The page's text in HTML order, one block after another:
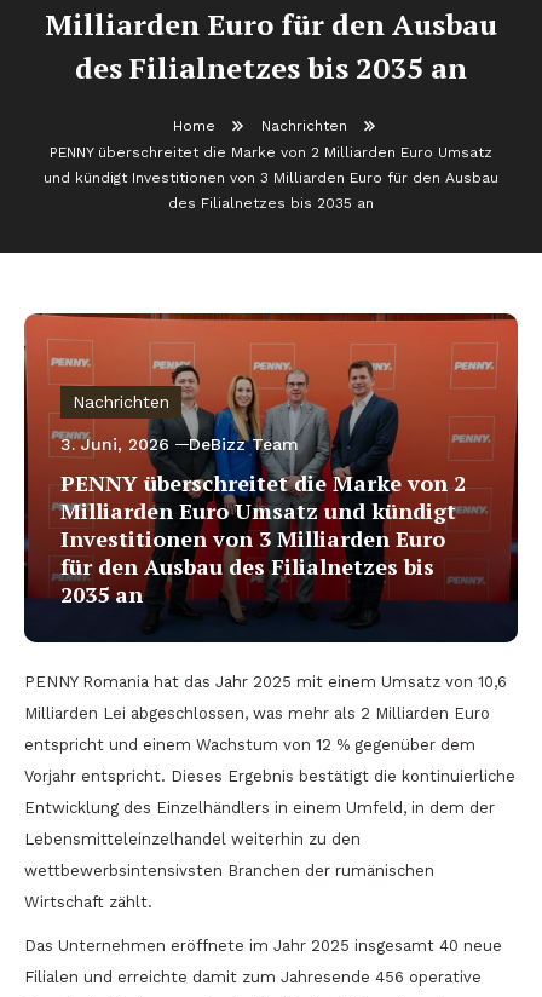
Milliarden Euro für den Ausbau
des Filialnetzes bis 2035 an
Home
Nachrichten
PENNY überschreitet die Marke von 2 Milliarden Euro Umsatz
und kündigt Investitionen von 3 Milliarden Euro für den Ausbau
des Filialnetzes bis 2035 an
Nachrichten
3. Juni, 2026 DeBizz Team
PENNY überschreitet die Marke von 2
Milliarden Euro Umsatz und kündigt
Investitionen von 3 Milliarden Euro
für den Ausbau des Filialnetzes bis
2035 an
PENNY Romania hat das Jahr 2025 mit einem Umsatz von 10,6
Milliarden Lei abgeschlossen, was mehr als 2 Milliarden Euro
entspricht und einem Wachstum von 12 % gegenüber dem
Vorjahr entspricht. Dieses Ergebnis bestätigt die kontinuierliche
Entwicklung des Einzelhändlers in einem Umfeld, in dem der
Lebensmitteleinzelhandel weiterhin zu den
wettbewerbsintensivsten Branchen der rumänischen
Wirtschaft zählt.
Das Unternehmen eröffnete im Jahr 2025 insgesamt 40 neue
Filialen und erreichte damit zum Jahresende 456 operative